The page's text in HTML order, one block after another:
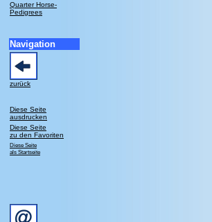
Quarter Horse-
Pedigrees
Navigation
zurück
Diese Seite
ausdrucken
Diese Seite
zu den Favoriten
Diese Seite
als Startseite